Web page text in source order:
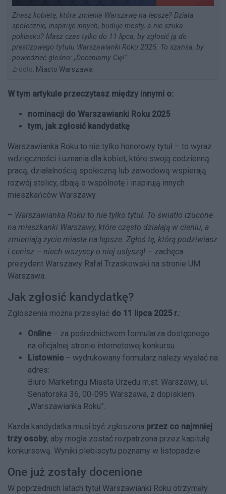
Znasz kobietę, która zmienia Warszawę na lepsze? Działa
społecznie, inspiruje innych, buduje mosty, a nie szuka
poklasku? Masz czas tylko do 11 lipca, by zgłosić ją do
prestiżowego tytułu Warszawianki Roku 2025. To szansa, by
powiedzieć głośno: „Doceniamy Cię!”
Źródło: Miasto Warszawa
W tym artykule przeczytasz między innymi o:
nominacji do Warszawianki Roku 2025
tym, jak zgłosić kandydatkę
Warszawianka Roku to nie tylko honorowy tytuł – to wyraz
wdzięczności i uznania dla kobiet, które swoją codzienną
pracą, działalnością społeczną lub zawodową wspierają
rozwój stolicy, dbają o wspólnotę i inspirują innych
mieszkańców Warszawy.
– Warszawianka Roku to nie tylko tytuł. To światło rzucone
na mieszkanki Warszawy, które często działają w cieniu, a
zmieniają życie miasta na lepsze. Zgłoś tę, którą podziwiasz
i cenisz – niech wszyscy o niej usłyszą! – zachęca
prezydent Warszawy Rafał Trzaskowski na stronie UM
Warszawa.
Jak zgłosić kandydatkę?
Zgłoszenia można przesyłać do 11 lipca 2025 r.:
Online– za pośrednictwem formularza dostępnego
na oficjalnej stronie internetowej konkursu.
Listownie– wydrukowany formularz należy wysłać na
adres:
Biuro Marketingu Miasta Urzędu m.st. Warszawy, ul.
Senatorska 36, 00-095 Warszawa, z dopiskiem
„Warszawianka Roku”.
Każda kandydatka musi być zgłoszona przez co najmniej
trzy osoby, aby mogła zostać rozpatrzona przez kapitułę
konkursową. Wyniki plebiscytu poznamy w listopadzie.
One już zostały docenione
W poprzednich latach tytuł Warszawianki Roku otrzymały